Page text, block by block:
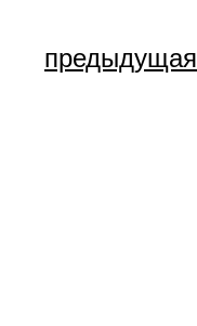
предыдущая